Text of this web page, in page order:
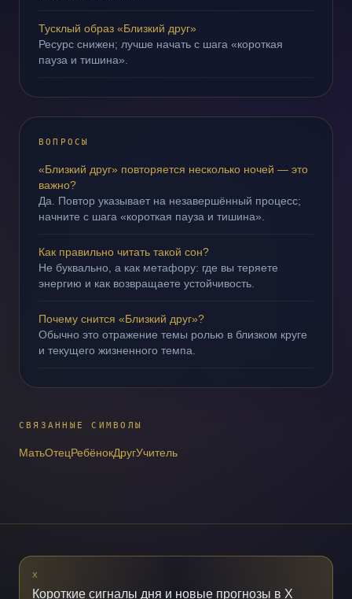
Тусклый образ «Близкий друг»
Ресурс снижен; лучше начать с шага «короткая
пауза и тишина».
ВОПРОСЫ
«Близкий друг» повторяется несколько ночей — это
важно?
Да. Повтор указывает на незавершённый процесс;
начните с шага «короткая пауза и тишина».
Как правильно читать такой сон?
Не буквально, а как метафору: где вы теряете
энергию и как возвращаете устойчивость.
Почему снится «Близкий друг»?
Обычно это отражение темы ролью в близком круге
и текущего жизненного темпа.
СВЯЗАННЫЕ СИМВОЛЫ
МатьОтецРебёнокДругУчитель
X
Короткие сигналы дня и новые прогнозы в X